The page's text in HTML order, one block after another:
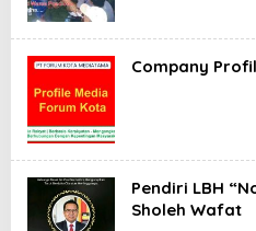
Company
Pendiri LBH
Sholeh Wafat